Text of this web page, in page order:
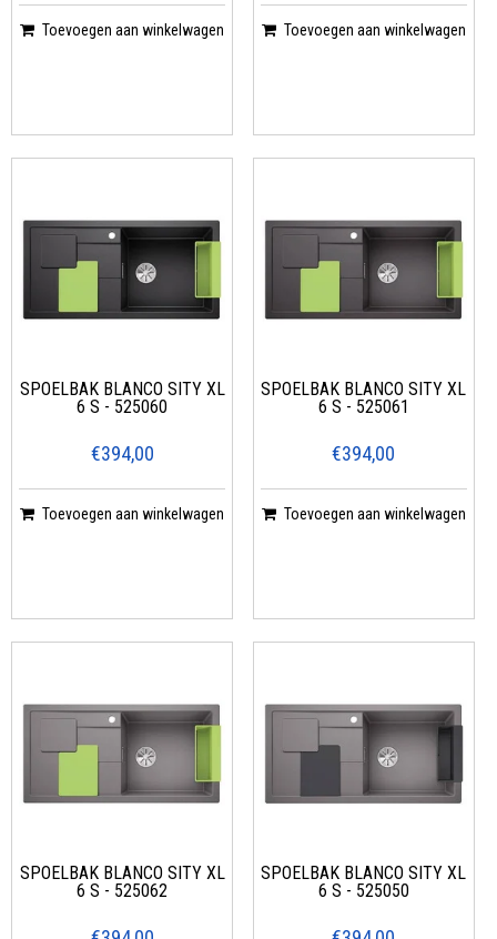
Toevoegen aan winkelwagen Toevoegen aan winkelwagen
SPOELBAK BLANCO SITY XL
6 S - 525060
€394,00
Toevoegen aan winkelwagen
SPOELBAK BLANCO SITY XL
6 S - 525061
€394,00
Toevoegen aan winkelwagen
SPOELBAK BLANCO SITY XL
6 S - 525062
SPOELBAK BLANCO SITY XL
6 S - 525050